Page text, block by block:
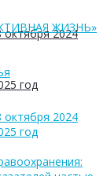
2024
год
ЖИЗНЬ»
2024
год